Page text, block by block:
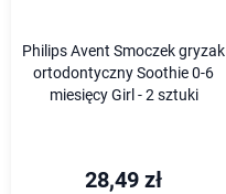
Philips Avent Smoczek gryzak
ortodontyczny Soothie 0-6
miesięcy Girl - 2 sztuki
28,49 zł